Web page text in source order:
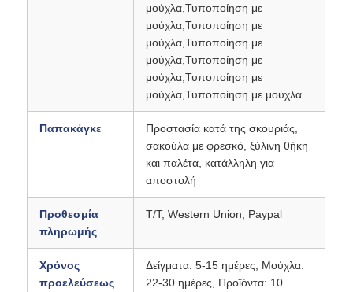
Μούχλα εξαρτημάτων αυτοκινήτου
Πλαστικό καλούπι ανταλλακτικών αυτοκινήτων
διπλή πυροβοληθείσα σχηματοποίηση εγχύσεων
Ιατρική ένεση
Πολυ σχηματοποίηση εγχύσεων κοιλοτήτων
μούχλα,Τυποποίηση με
μούχλα,Τυποποίηση με
μούχλα,Τυποποίηση με
μούχλα,Τυποποίηση με
μούχλα,Τυποποίηση με
μούχλα,Τυποποίηση με μούχλα
Παπακάγκε
Προστασία κατά της σκουριάς,
σακούλα με φρεσκό, ξύλινη θήκη
και παλέτα, κατάλληλη για
αποστολή
Προθεσμία
πληρωμής
Τ/Τ, Western Union, Paypal
Χρόνος
προελεύσεως
Δείγματα: 5-15 ημέρες, Μούχλα:
22-30 ημέρες, Προϊόντα: 10